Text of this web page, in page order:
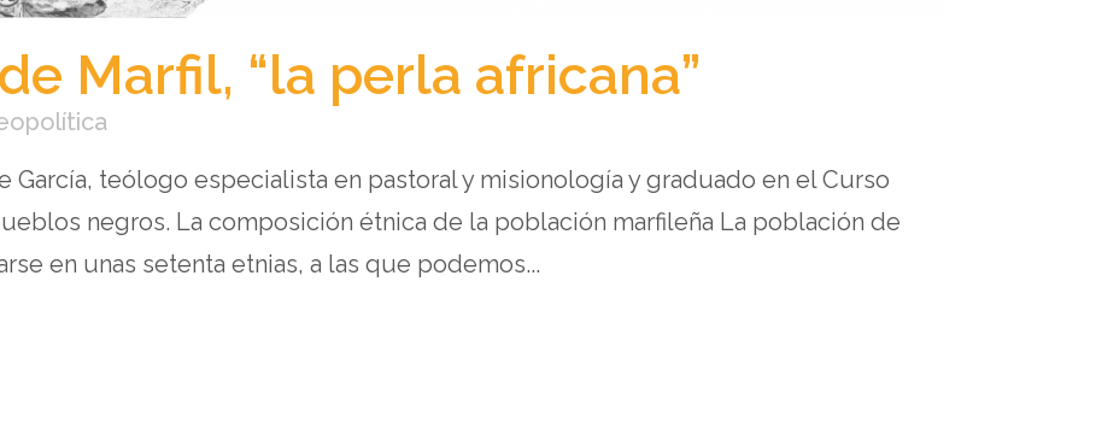
Marfil, “la perla africana”
García, teólogo especialista en pastoral y misionología y graduado en el Curso
negros. La composición étnica de la población marfileña La población de
en unas setenta etnias, a las que podemos...